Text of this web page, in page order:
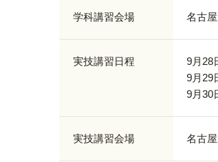
学科講習会場 名古
実技講習日程
9月28
9月29
9月30
実技講習会場 名古